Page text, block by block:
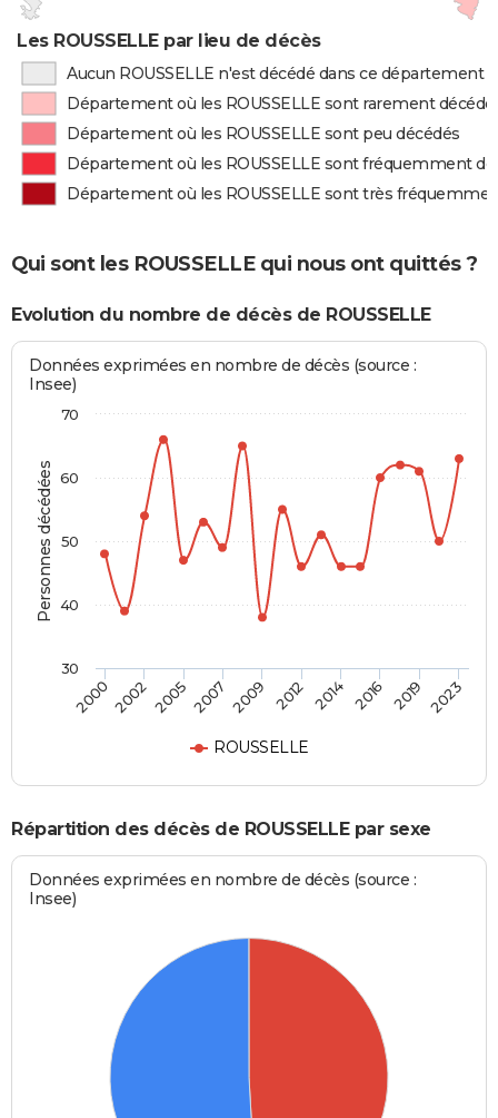
Les ROUSSELLE par lieu de décès
Aucun ROUSSELLE n'est décédé dans ce département
Département où les ROUSSELLE sont rarement
Département où les ROUSSELLE sont peu décédés
Département où les ROUSSELLE sont fréquemment
Département où les ROUSSELLE sont très
Qui sont les ROUSSELLE qui nous ont quittés ?
Evolution du nombre de décès de ROUSSELLE
Personnes décédées
Données exprimées en nombre de décès (source :
Insee)
ROUSSELLE
2000200220052007 2009 2012 2014 2016 2019 2023
30
40
50
60
70
Répartition des décès de ROUSSELLE par sexe
Données exprimées en nombre de décès (source :
Insee)